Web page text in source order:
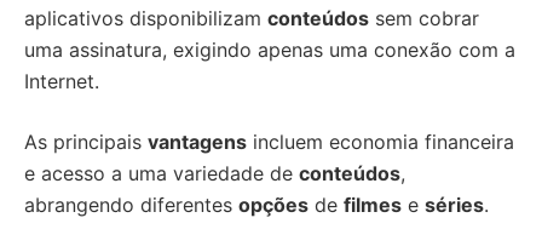
aplicativos disponibilizam conteúdos sem cobrar
uma assinatura, exigindo apenas uma conexão com a
Internet.
As principais vantagens incluem economia financeira
e acesso a uma variedade de conteúdos,
abrangendo diferentes opções de filmes e séries.